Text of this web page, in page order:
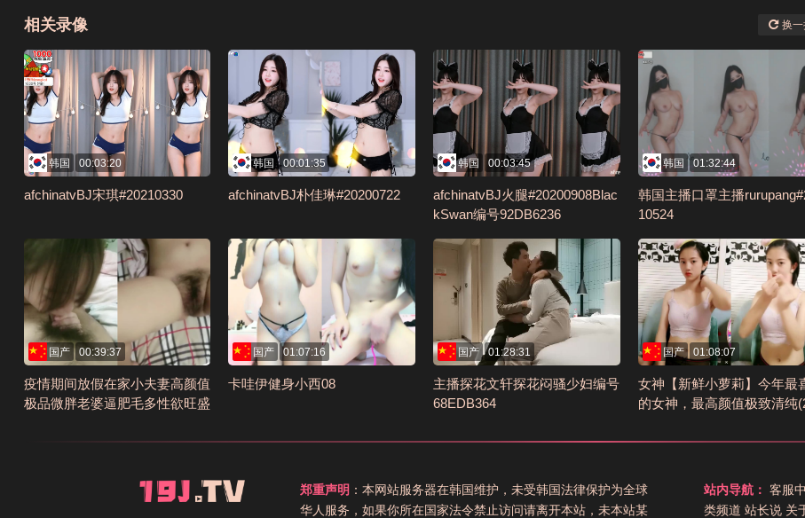
相关录像 换
韩国 00:03:20
afchinatvBJ宋琪#20210330
韩国 00:01:35
afchinatvBJ朴佳琳#20200722
韩国 00:03:45
afchinatvBJ火腿#20200908Blac
kSwan编号92DB6236
韩国 01:32:44
韩国主播口罩主播
10524
国产 00:39:37
疫情期间放假在家小夫妻高颜值
极品微胖老婆逼肥毛多性欲旺盛
国产 01:07:16
卡哇伊健身小西08
国产 01:28:31
主播探花文轩探花闷骚少妇编号
68EDB364
国产 01:08:07
女神【新鲜小萝莉】今年最
的女神，最高颜值极致清纯
郑重声明 ：本网站服务器在韩国维护，未受韩国法律保护为全球
华人服务，如果你所在国家法令禁止访问请离开本站，未本站某
站内导航： 客服
类频道 站长说 关